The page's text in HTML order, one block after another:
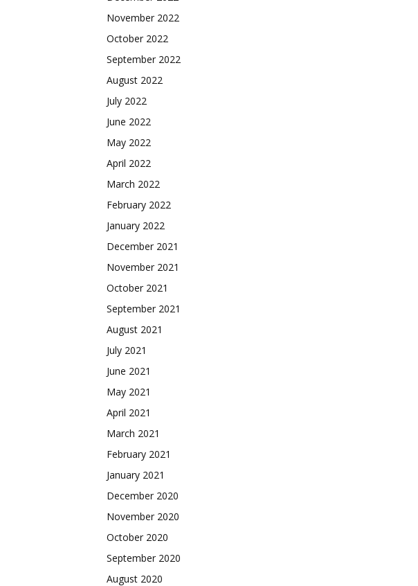
November 2022
October 2022
September 2022
August 2022
July 2022
June 2022
May 2022
April 2022
March 2022
February 2022
January 2022
December 2021
November 2021
October 2021
September 2021
August 2021
July 2021
June 2021
May 2021
April 2021
March 2021
February 2021
January 2021
December 2020
November 2020
October 2020
September 2020
August 2020